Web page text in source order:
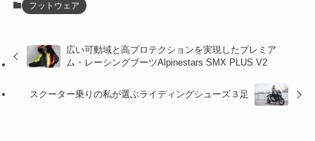
(32) (36) (8)
フットウェア
広い可動域と高プロテクションを実現したプレミア
ム・レーシングブーツAlpinestars SMX PLUS V2
スクーター乗りの私が選ぶライディングシューズ３足